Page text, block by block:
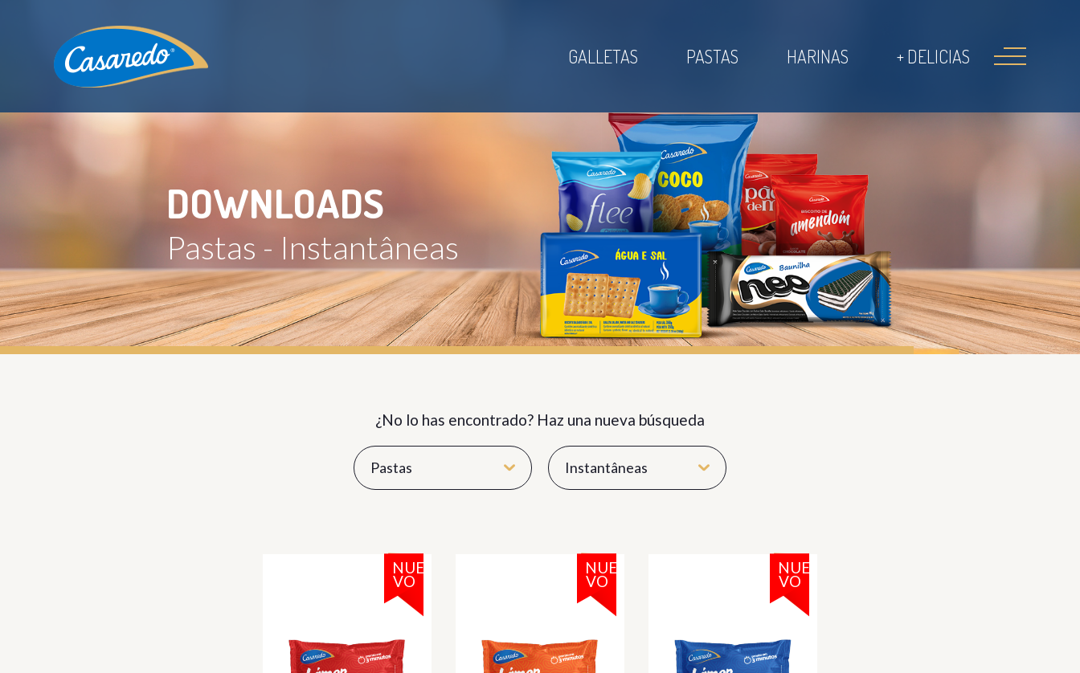
GALLETAS PASTAS HARINAS + DELICIAS
DOWNLOADS
Pastas - Instantâneas
NUE
VO
NUE
VO
NUE
VO
¿No lo has encontrado? Haz una nueva búsqueda
Pastas Instantâneas